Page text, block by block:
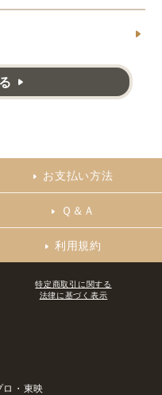
お支払い方法
Ｑ＆Ａ
利用規約
特定商取引に関する
法律に基づく表示
・東映